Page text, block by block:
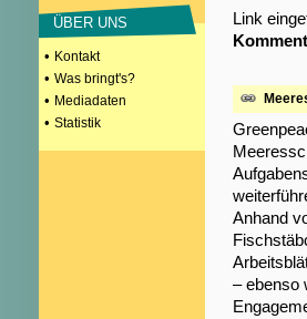
ÜBER UNS
• Kontakt
• Was bringt's?
• Mediadaten
• Statistik
Link
Anhand
– ebenso